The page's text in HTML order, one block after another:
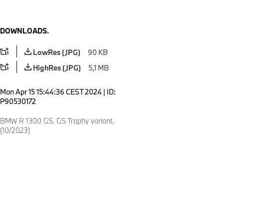
DOWNLOADS.
LowRes (JPG)
90 KB
HighRes (JPG)
5,1 MB
Mon Apr 15 15:44:36 CEST 2024 | ID:
P90530172
BMW R 1300 GS. GS Trophy variant.
(10/2023)